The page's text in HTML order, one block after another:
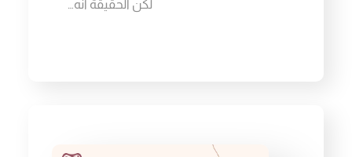
لكن الحقيقة أنه…